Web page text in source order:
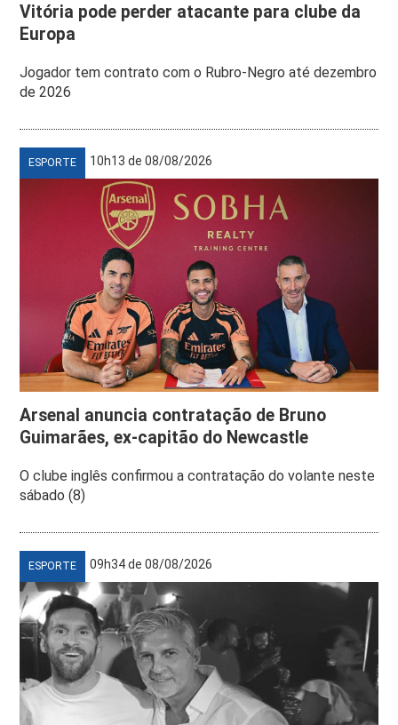
Vitória pode perder atacante para clube da
Europa
Jogador tem contrato com o Rubro-Negro até dezembro
de 2026
ESPORTE 10h13 de 08/08/2026
Arsenal anuncia contratação de Bruno
Guimarães, ex-capitão do Newcastle
O clube inglês confirmou a contratação do volante neste
sábado (8)
ESPORTE 09h34 de 08/08/2026